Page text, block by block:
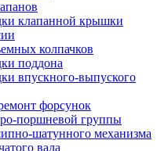
клапанной крышки
колпачков
поддона
впускного-выпуского
форсунок
поршневой группы
шатунного механизма
вала